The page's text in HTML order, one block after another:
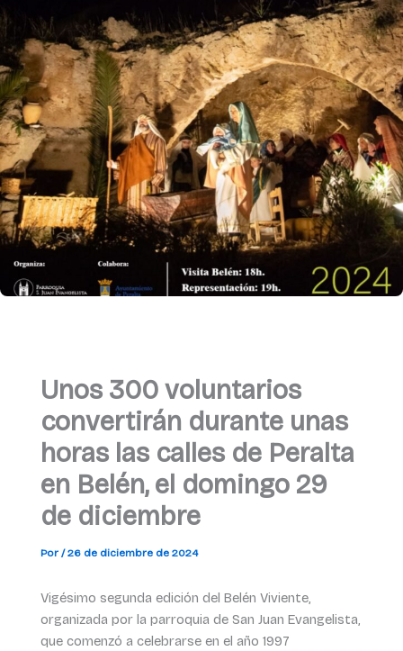
Unos 300 voluntarios
convertirán durante unas
horas las calles de Peralta
en Belén, el domingo 29
de diciembre
Por /26 de diciembre de 2024
Vigésimo segunda edición del Belén Viviente,
organizada por la parroquia de San Juan Evangelista,
que comenzó a celebrarse en el año 1997